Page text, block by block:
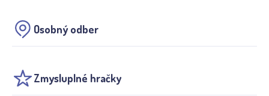
Osobný odber
Zmysluplné hračky